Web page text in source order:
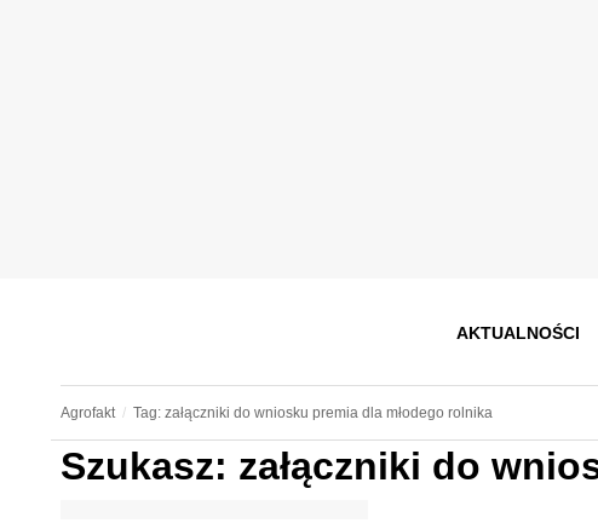
AKTUALNOŚCI
Agrofakt Tag: załączniki do wniosku premia dla młodego rolnika
Szukasz: załączniki do